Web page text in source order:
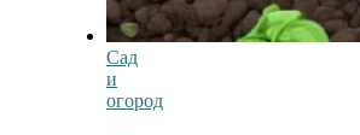
Сад
и
огород